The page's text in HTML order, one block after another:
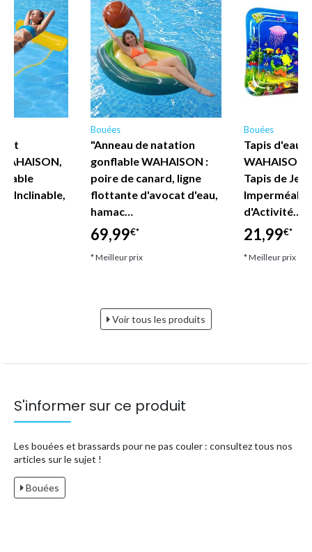
Inclinable,
Bouées
"Anneau de natation
gonflable WAHAISON :
poire de canard, ligne
flottante d'avocat d'eau,
hamac…
69,99€*
* Meilleur prix
Bouées
Tapis d'eau
WAHAISON
Tapis de Jeu
d'Activité…
21,99€*
* Meilleur prix
Voir tous les produits
S'informer sur ce produit
Les bouées et brassards pour ne pas couler : consultez tous nos
articles sur le sujet !
Bouées